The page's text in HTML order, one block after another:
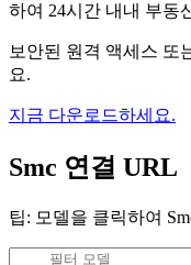
하여 24시간 내내 부동
보안된 원격 액세스 또
요.
지금 다운로드하세요.
Smc 연결 URL
팁: 모델을 클릭하여